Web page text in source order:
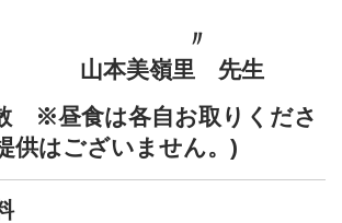
本美嶺⾥ 先⽣
※昼食は各自お取りくださ
供はございません。)